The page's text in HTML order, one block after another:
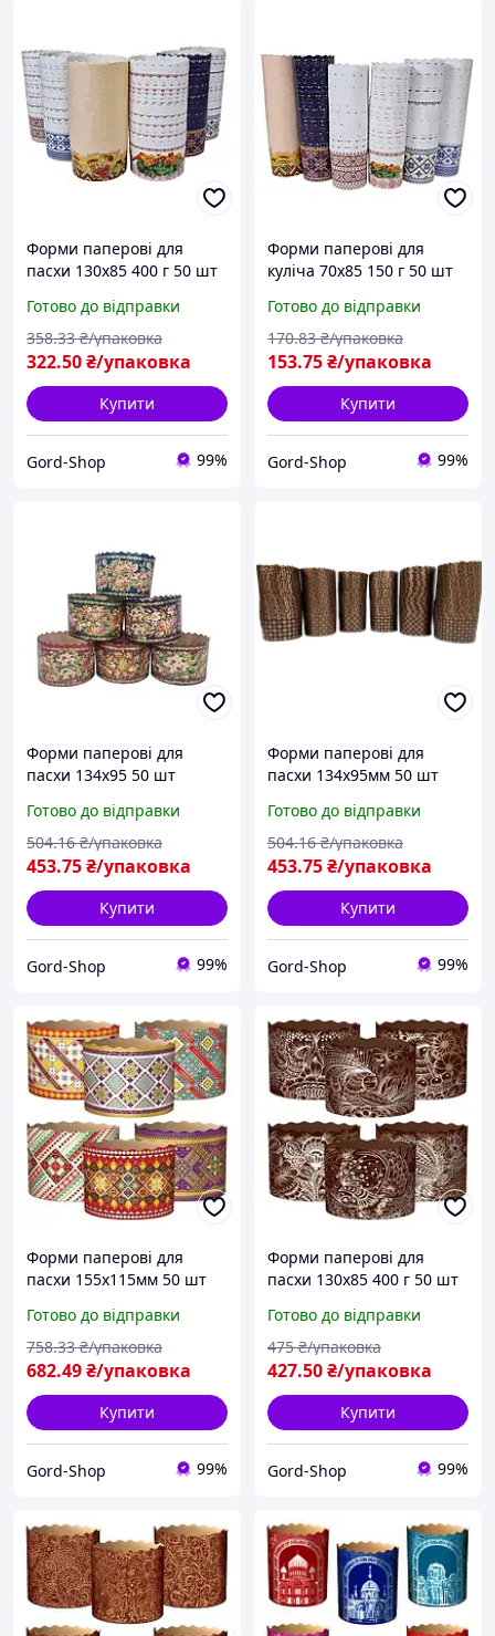
Форми паперові для
пасхи 130х85 400 г 50 шт
великодньої випічки
куліча та пасок
Готово до відправки
322.50₴/упаковка
358.33 ₴/упаковка
Купити
Gord-Shop 99%
Форми паперові для
куліча 70х85 150 г 50 шт
великодні для
Великодньої випічки
пасхи та пасок
Готово до відправки
153.75₴/упаковка
170.83 ₴/упаковка
Купити
Gord-Shop 99%
Форми паперові для
пасхи 134х95 50 шт
Великодньої випічки
пасок та куліча
Готово до відправки
453.75₴/упаковка
504.16 ₴/упаковка
Купити
Gord-Shop 99%
Форми паперові для
пасхи 134х95мм 50 шт
Великодньої випічки
пасок та куліча
Готово до відправки
453.75₴/упаковка
504.16 ₴/упаковка
Купити
Gord-Shop 99%
Форми паперові для
пасхи 155х115мм 50 шт
Великодньої випічки
пасок та куліча
Готово до відправки
682.49₴/упаковка
758.33 ₴/упаковка
Купити
Gord-Shop 99%
Форми паперові для
пасхи 130х85 400 г 50 шт
великодньої випічки
куліча та пасок
Готово до відправки
427.50₴/упаковка
475 ₴/упаковка
Купити
Gord-Shop 99%